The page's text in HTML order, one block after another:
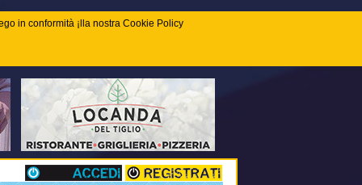
in conformità ¡lla nostra Cookie Policy